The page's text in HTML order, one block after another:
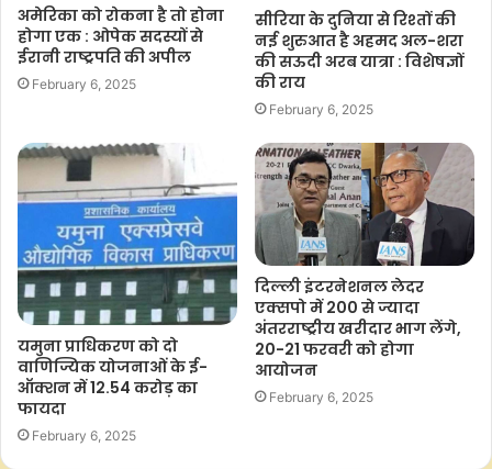
अमेरिका को रोकना है तो होना
होगा एक : ओपेक सदस्यों से
ईरानी राष्ट्रपति की अपील
February 6, 2025
सीरिया के दुनिया से रिश्तों की
नई शुरुआत है अहमद अल-शरा
की सऊदी अरब यात्रा : विशेषज्ञों
की राय
February 6, 2025
यमुना प्राधिकरण को दो
वाणिज्यिक योजनाओं के ई-
ऑक्शन में 12.54 करोड़ का
फायदा
February 6, 2025
दिल्ली इंटरनेशनल लेदर
एक्सपो में 200 से ज्यादा
अंतरराष्ट्रीय खरीदार भाग लेंगे,
20-21 फरवरी को होगा
आयोजन
February 6, 2025